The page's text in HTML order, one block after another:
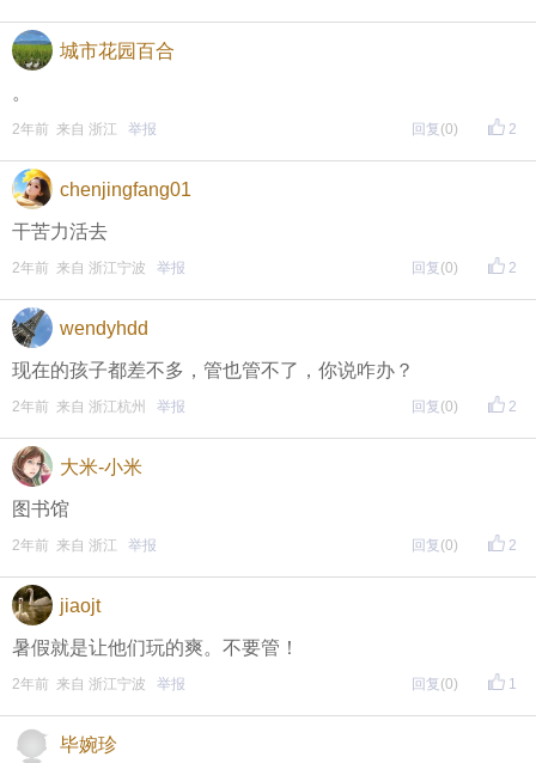
城市花园百合
。
2
2年前 来自 浙江 举报 回复 (0)
chenjingfang01
干苦力活去
2
2年前 来自 浙江宁波 举报 回复 (0)
wendyhdd
现在的孩子都差不多，管也管不了，你说咋办？
2
2年前 来自 浙江杭州 举报 回复 (0)
大米-小米
图书馆
2
2年前 来自 浙江 举报 回复 (0)
jiaojt
暑假就是让他们玩的爽。不要管！
1
2年前 来自 浙江宁波 举报 回复 (0)
毕婉珍